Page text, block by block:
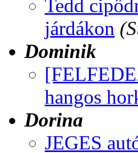
Tedd
járdákon
Dominik
hangos
Dorina
JEGES